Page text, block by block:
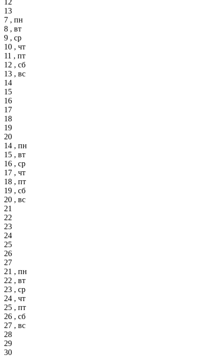
13
7 , пн
8 , вт
9 , ср
10 , чт
11 , пт
12 , сб
13 , вс
14
15
16
17
18
19
20
14 , пн
15 , вт
16 , ср
17 , чт
18 , пт
19 , сб
20 , вс
21
22
23
24
25
26
27
21 , пн
22 , вт
23 , ср
24 , чт
25 , пт
26 , сб
27 , вс
28
29
30